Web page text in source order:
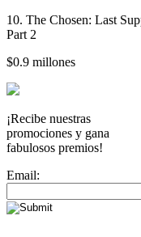
10. The Chosen: Last
Part 2
$0.9 millones
¡Recibe nuestras
promociones y gana
fabulosos premios!
Email: